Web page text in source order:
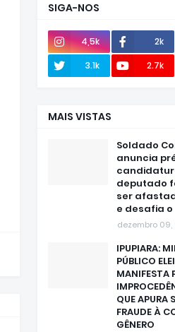
SIGA-NOS
4,5k
2k
3.1k
2.7k
MAIS VISTAS
Soldado
anuncia
deputado
ser
e desafia
dezembro 09,
IPUPIARA:
PÚBLICO
MANIFESTA
QUE APURA
FRAUDE À
GÊNERO